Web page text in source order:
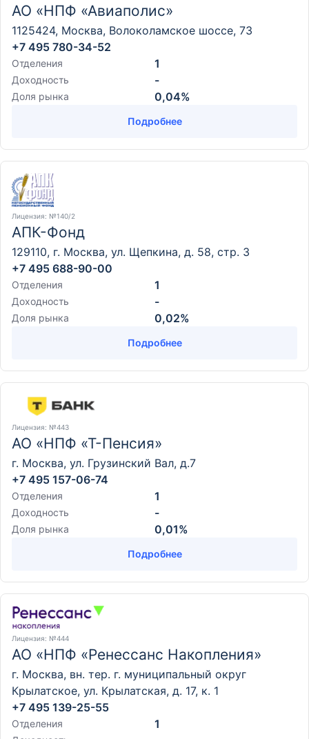
АО «НПФ «Авиаполис»
1125424, Москва, Волоколамское шоссе, 73
+7 495 780-34-52
Отделения 1
Доходность -
Доля рынка 0,04%
Подробнее
Лицензия: №140/2
АПК-Фонд
129110, г. Москва, ул. Щепкина, д. 58, стр. 3
+7 495 688-90-00
Отделения 1
Доходность -
Доля рынка 0,02%
Подробнее
Лицензия: №443
АО «НПФ «Т-Пенсия»
г. Москва, ул. Грузинский Вал, д.7
+7 495 157-06-74
Отделения 1
Доходность -
Доля рынка 0,01%
Подробнее
Лицензия: №444
АО «НПФ «Ренессанс Накопления»
г. Москва, вн. тер. г. муниципальный округ
Крылатское, ул. Крылатская, д. 17, к. 1
+7 495 139-25-55
Отделения 1